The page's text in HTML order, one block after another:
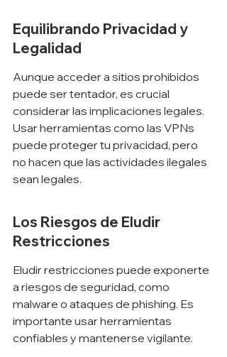
Equilibrando Privacidad y
Legalidad
Aunque acceder a sitios prohibidos
puede ser tentador, es crucial
considerar las implicaciones legales.
Usar herramientas como las VPNs
puede proteger tu privacidad, pero
no hacen que las actividades ilegales
sean legales.
Los Riesgos de Eludir
Restricciones
Eludir restricciones puede exponerte
a riesgos de seguridad, como
malware o ataques de phishing. Es
importante usar herramientas
confiables y mantenerse vigilante.